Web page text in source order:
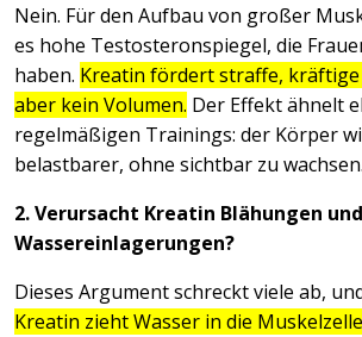
Nein. Für den Aufbau von großer
es hohe Testosteronspiegel, die
haben. Kreatin fördert straffe,
aber kein Volumen. Der Effekt ähnelt
regelmäßigen Trainings: der Körper
belastbarer, ohne sichtbar zu wachsen.
2. Verursacht Kreatin Blähungen und
Wassereinlagerungen?
Dieses Argument schreckt viele ab,
Kreatin zieht Wasser in die